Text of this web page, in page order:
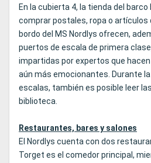
En la cubierta 4, la tienda del
comprar postales, ropa o artículos
bordo del MS Nordlys ofrecen,
puertos de escala de primera
impartidas por expertos que
aún más emocionantes. Durante
escalas, también es posible leer
biblioteca.
Restaurantes, bares y salones
El Nordlys cuenta con dos
Torget es el comedor principal,